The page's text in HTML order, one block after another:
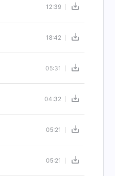
12:39
18:42
05:31
04:32
05:21
05:21